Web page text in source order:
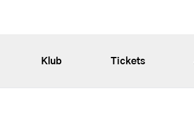
Klub Tickets